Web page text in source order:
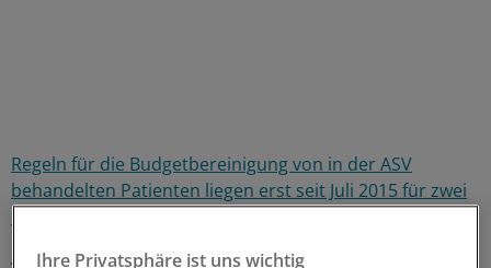
Regeln für die Budgetbereinigung von in der ASV
behandelten Patienten liegen erst seit Juli 2015 für zwei
Ihre Privatsphäre ist uns wichtig